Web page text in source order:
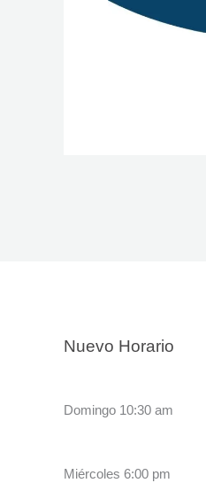
Nuevo Horario
Domingo 10:30 am
Miércoles 6:00 pm